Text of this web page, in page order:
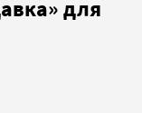
для